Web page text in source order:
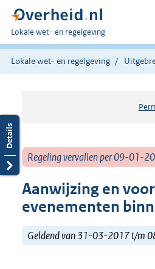
U
bent
hier:
Lokale wet- en regelgeving
Lokale wet- en regelgeving
Regeling vervallen per 09-01-
Aanwijzing en
evenementen
Geldend van 31-03-2017 t/m